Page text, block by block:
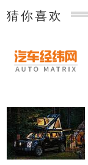
猜你喜欢